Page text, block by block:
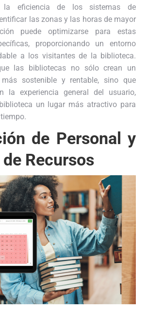
la eficiencia de los sistemas de
las zonas y las horas de mayor
puede optimizarse para estas
proporcionando un entorno
a los visitantes de la biblioteca.
las bibliotecas no sólo crean un
sostenible y rentable, sino que
la experiencia general del usuario,
un lugar más atractivo para
de Personal y
Recursos